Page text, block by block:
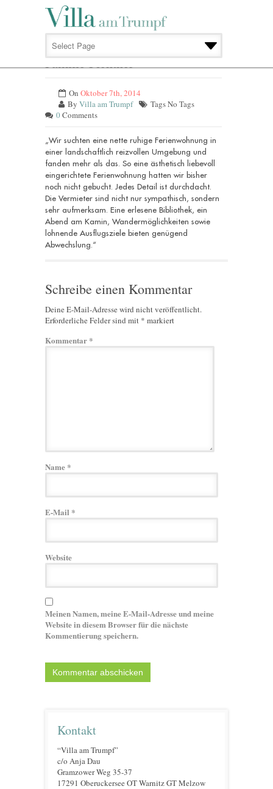
FAMILIE FICHTNER
Familie Fichtner
OnOktober 7th, 2014
ByVilla am Trumpf
Tags No Tags
0Comments
„Wir suchten eine nette ruhige Ferienwohnung in
einer landschaftlich reizvollen Umgebung und
fanden mehr als das. So eine ästhetisch liebevoll
eingerichtete Ferienwohnung hatten wir bisher
noch nicht gebucht. Jedes Detail ist durchdacht.
Die Vermieter sind nicht nur sympathisch, sondern
sehr aufmerksam. Eine erlesene Bibliothek, ein
Abend am Kamin, Wandermöglichkeiten sowie
lohnende Ausflugsziele bieten genügend
Abwechslung.“
Schreibe einen Kommentar
Deine E-Mail-Adresse wird nicht veröffentlicht.
Erforderliche Felder sind mit * markiert
Kommentar *
Name *
E-Mail *
Website
Meinen Namen, meine E-Mail-Adresse und meine
Website in diesem Browser für die nächste
Kommentierung speichern.
Kontakt
“Villa am Trumpf”
c/o Anja Dau
Gramzower Weg 35-37
17291 Oberuckersee OT Warnitz GT Melzow